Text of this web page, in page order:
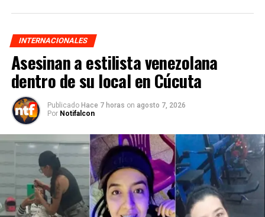
INTERNACIONALES
Asesinan a estilista venezolana
dentro de su local en Cúcuta
Publicado Hace 7 horas on agosto 7, 2026
Por Notifalcon